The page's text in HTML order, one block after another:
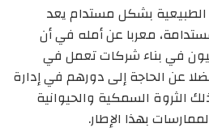
الطبيعية بشكل مستدام يعد
معربا عن أمله في أن
في بناء شركات تعمل في
عن الحاجة إلى دورهم في إدارة
الثروة السمكية والحيوانية
بهذا الإطار.